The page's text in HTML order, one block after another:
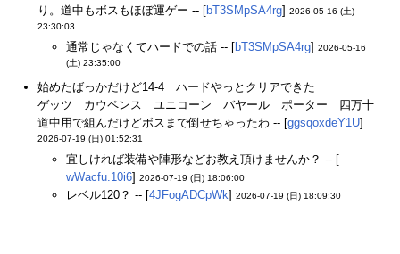
り。道中もボスもほぼ運ゲー -- [bT3SMpSA4rg] 2026-05-16 (土)
23:30:03
通常じゃなくてハードでの話 -- [bT3SMpSA4rg] 2026-05-16
(土) 23:35:00
始めたばっかだけど14-4 ハードやっとクリアできた
ゲッツ カウペンス ユニコーン バヤール ポーター 四万十
道中用で組んだけどボスまで倒せちゃったわ -- [ggsqoxdeY1U]
2026-07-19 (日) 01:52:31
宜しければ装備や陣形などお教え頂けませんか？ -- [
wWacfu.10i6] 2026-07-19 (日) 18:06:00
レベル120？ -- [4JFogADCpWk] 2026-07-19 (日) 18:09:30